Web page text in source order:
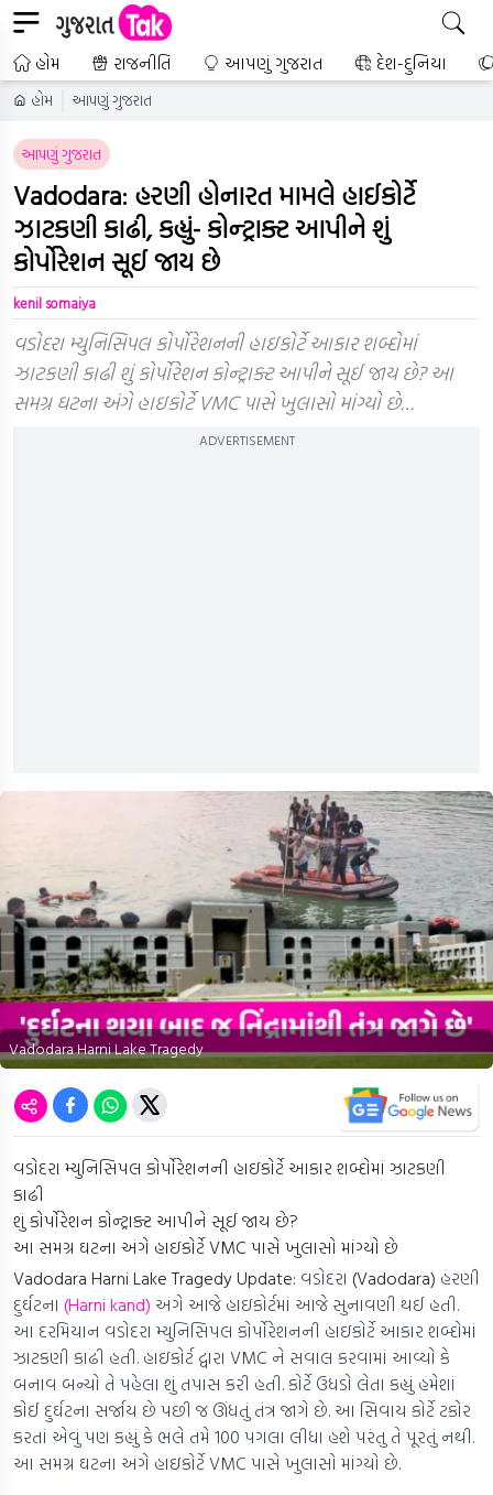
હોમ રાજનીતિ આપણું ગુજરાત દેશ-દુનિયા
હોમ આપણું ગુજરાત
આપણું ગુજરાત
Vadodara: હરણી હોનારત મામલે હાઈકોર્ટે
ઝાટકણી કાઢી, કહ્યું- કોન્ટ્રાક્ટ આપીને શું
કોર્પોરેશન સૂઈ જાય છે
kenil somaiya
વડોદરા મ્યુનિસિપલ કોર્પોરેશનની હાઇકોર્ટે આકાર શબ્દોમાં
ઝાટકણી કાઢી શું કોર્પોરેશન કોન્ટ્રાક્ટ આપીને સૂઈ જાય છે? આ
સમગ્ર ઘટના અંગે હાઇકોર્ટે VMC પાસે ખુલાસો માંગ્યો છે…
ADVERTISEMENT
Vadodara Harni Lake Tragedy
વડોદરા મ્યુનિસિપલ કોર્પોરેશનની હાઇકોર્ટે આકાર શબ્દોમાં ઝાટકણી
કાઢી
શું કોર્પોરેશન કોન્ટ્રાક્ટ આપીને સૂઈ જાય છે?
આ સમગ્ર ઘટના અંગે હાઇકોર્ટે VMC પાસે ખુલાસો માંગ્યો છે
Vadodara Harni Lake Tragedy Update: વડોદરા (Vadodara) હરણી
દુર્ઘટના (Harni kand) અંગે આજે હાઇકોર્ટમાં આજે સુનાવણી થઈ હતી.
આ દરમિયાન વડોદરા મ્યુનિસિપલ કોર્પોરેશનની હાઇકોર્ટે આકાર શબ્દોમાં
ઝાટકણી કાઢી હતી. હાઇકોર્ટ દ્વારા VMC ને સવાલ કરવામાં આવ્યો કે
બનાવ બન્યો તે પહેલા શું તપાસ કરી હતી. કોર્ટે ઉધડો લેતા કહ્યું હમેશાં
કોઈ દુર્ઘટના સર્જાય છે પછી જ ઊંધતું તંત્ર જાગે છે. આ સિવાય કોર્ટે ટકોર
કરતાં એવું પણ કહ્યું કે ભલે તમે 100 પગલા લીધા હશે પરંતુ તે પૂરતું નથી.
આ સમગ્ર ઘટના અંગે હાઇકોર્ટે VMC પાસે ખુલાસો માંગ્યો છે.